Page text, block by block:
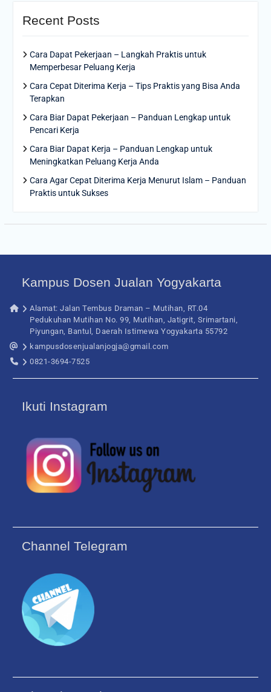
Recent Posts
Cara Dapat Pekerjaan – Langkah Praktis untuk
Memperbesar Peluang Kerja
Cara Cepat Diterima Kerja – Tips Praktis yang Bisa Anda
Terapkan
Cara Biar Dapat Pekerjaan – Panduan Lengkap untuk
Pencari Kerja
Cara Biar Dapat Kerja – Panduan Lengkap untuk
Meningkatkan Peluang Kerja Anda
Cara Agar Cepat Diterima Kerja Menurut Islam – Panduan
Praktis untuk Sukses
Kampus Dosen Jualan Yogyakarta
Alamat: Jalan Tembus Draman – Mutihan, RT.04
Pedukuhan Mutihan No. 99, Mutihan, Jatigrit, Srimartani,
Piyungan, Bantul, Daerah Istimewa Yogyakarta 55792
kampusdosenjualanjogja@gmail.com
0821-3694-7525
Ikuti Instagram
Channel Telegram